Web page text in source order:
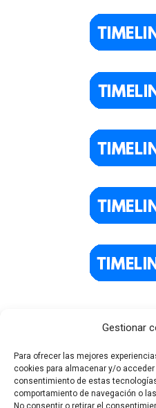
Gestionar
Para ofrecer las mejores
cookies para almacenar y/o
consentimiento de estas
comportamiento de navegación o
No consentir o retirar el